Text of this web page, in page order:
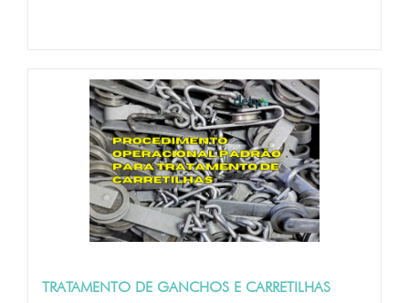
TRATAMENTO DE GANCHOS E CARRETILHAS